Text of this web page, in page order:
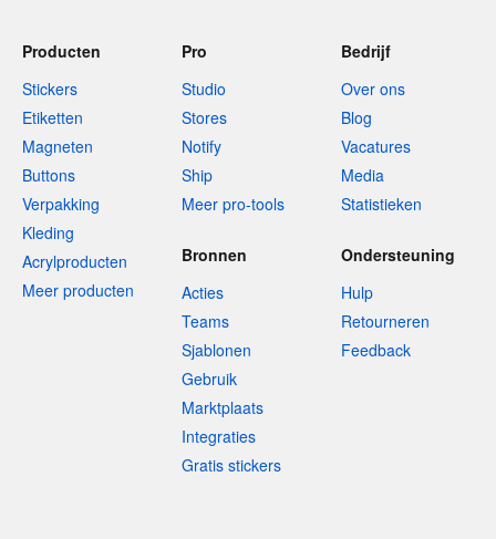
Producten
Stickers
Etiketten
Magneten
Buttons
Verpakking
Kleding
Acrylproducten
Meer producten
Pro
Studio
Stores
Notify
Ship
Meer pro-tools
Bedrijf
Over ons
Blog
Vacatures
Media
Statistieken
Bronnen
Acties
Teams
Sjablonen
Gebruik
Marktplaats
Integraties
Gratis stickers
Ondersteuning
Hulp
Retourneren
Feedback